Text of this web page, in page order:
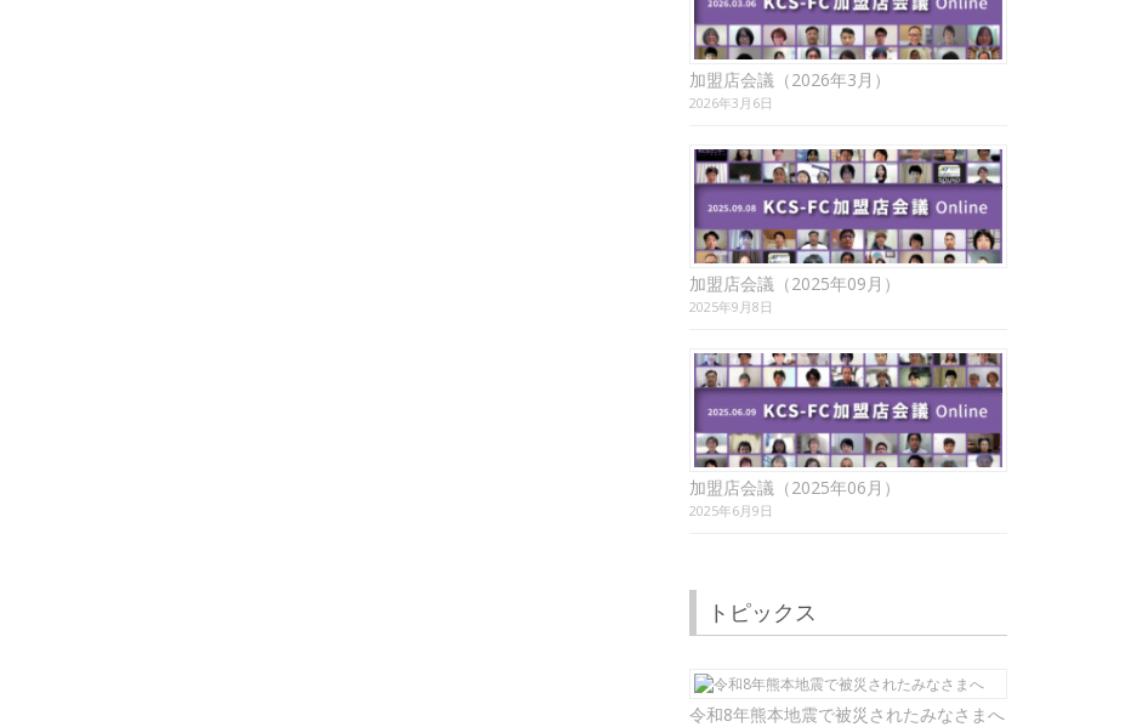
加盟店会議（2026年3月）
2026年3月6日
加盟店会議（2025年09月）
2025年9月8日
加盟店会議（2025年06月）
2025年6月9日
トピックス
令和8年熊本地震で被災されたみなさまへ